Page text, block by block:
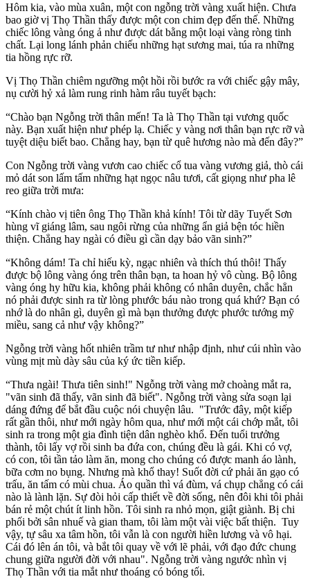
Hôm kia, vào mùa xuân, một con ngỗng trời vàng xuất hiện. Chưa
bao giờ vị Thọ Thần thấy được một con chim đẹp đến thế. Những
chiếc lông vàng óng ả như được dát bằng một loại vàng ròng tinh
chất. Lại long lánh phản chiếu những hạt sương mai, túa ra những
tia hồng rực rỡ.
Vị Thọ Thần chiêm ngưỡng một hồi rồi bước ra với chiếc gậy mây,
nụ cười hỷ xả làm rung rinh hàm râu tuyết bạch:
“Chào bạn Ngỗng trời thân mến! Ta là Thọ Thần tại vương quốc
này. Bạn xuất hiện như phép lạ. Chiếc y vàng nơi thân bạn rực rỡ và
tuyệt diệu biết bao. Chẳng hay, bạn từ quê hương nào mà đến đây?”
Con Ngỗng trời vàng vươn cao chiếc cổ tua vàng vương giả, thò cái
mỏ dát son lấm tấm những hạt ngọc nâu tươi, cất giọng như pha lê
reo giữa trời mưa:
“Kính chào vị tiên ông Thọ Thần khả kính! Tôi từ dãy Tuyết Sơn
hùng vĩ giáng lâm, sau ngôi rừng của những ẩn giả bện tóc hiền
thiện. Chẳng hay ngài có điều gì cần dạy bảo vãn sinh?”
“Không dám! Ta chỉ hiếu kỳ, ngạc nhiên và thích thú thôi! Thấy
được bộ lông vàng óng trên thân bạn, ta hoan hỷ vô cùng. Bộ lông
vàng óng hy hữu kia, không phải không có nhân duyên, chắc hẳn
nó phải được sinh ra từ lòng phước báu nào trong quá khứ? Bạn có
nhớ là do nhân gì, duyên gì mà bạn thưởng được phước tướng mỹ
miều, sang cả như vậy không?”
Ngỗng trời vàng hốt nhiên trầm tư như nhập định, như cúi nhìn vào
vùng mịt mù dày sâu của ký ức tiền kiếp.
“Thưa ngài! Thưa tiên sinh!" Ngỗng trời vàng mở choàng mắt ra,
"vãn sinh đã thấy, vãn sinh đã biết". Ngỗng trời vàng sửa soạn lại
dáng đứng để bắt đầu cuộc nói chuyện lâu. "Trước đây, một kiếp
rất gần thôi, như mới ngày hôm qua, như mới một cái chớp mắt, tôi
sinh ra trong một gia đình tiện dân nghèo khổ. Ðến tuổi trưởng
thành, tôi lấy vợ rồi sinh ba đứa con, chúng đều là gái. Khi có vợ,
có con, tôi tần tảo làm ăn, mong cho chúng có được manh áo lành,
bữa cơm no bụng. Nhưng mà khổ thay! Suốt đời cứ phải ăn gạo có
trấu, ăn tấm có mùi chua. Áo quần thì vá đùm, vá chụp chẳng có cái
nào là lành lặn. Sự đòi hỏi cấp thiết về đời sống, nên đôi khi tôi phải
bán rẻ một chút ít linh hồn. Tôi sinh ra nhỏ mọn, giật giành. Bị chi
phối bởi sân nhuế và gian tham, tôi làm một vài việc bất thiện. Tuy
vậy, tự sâu xa tâm hồn, tôi vẫn là con người hiền lương và vô hại.
Cái đó lên án tôi, và bắt tôi quay về với lẽ phải, với đạo đức chung
chung giữa người đời với nhau". Ngỗng trời vàng ngước nhìn vị
Thọ Thần với tia mắt như thoáng có bóng tối.